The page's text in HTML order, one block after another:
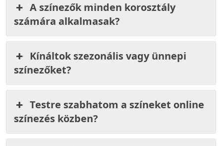
A színezők minden korosztály
számára alkalmasak?
Kínáltok szezonális vagy ünnepi
színezőket?
Testre szabhatom a színeket online
színezés közben?